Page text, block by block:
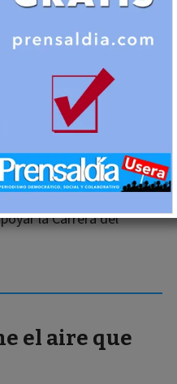
la Carrera del
el aire que